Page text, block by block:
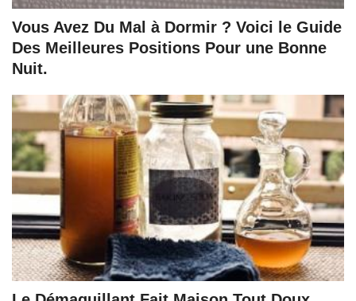
Vous Avez Du Mal à Dormir ? Voici le Guide
Des Meilleures Positions Pour une Bonne
Nuit.